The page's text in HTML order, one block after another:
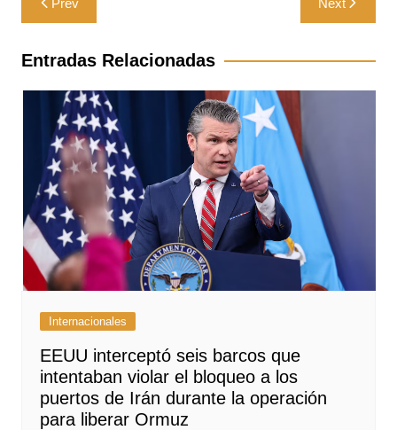
de
entradas
Prev Next
Entradas Relacionadas
Internacionales
EEUU interceptó seis barcos que
intentaban violar el bloqueo a los
puertos de Irán durante la operación
para liberar Ormuz